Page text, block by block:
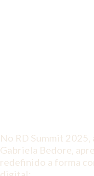
No RD Summit 2025,
Gabriela Bedore,
redefinido a forma